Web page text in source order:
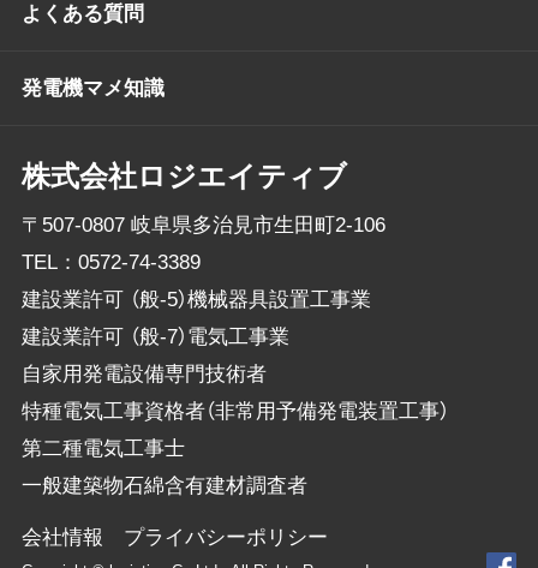
株式会社ロジエイティブ
〒507-0807 岐阜県多治見市生田町2-106
TEL： 0572-74-3389
建設業許可 （般-5）機械器具設置工事業
建設業許可 （般-7）電気工事業
自家用発電設備専門技術者
特種電気工事資格者（非常用予備発電装置工事）
第二種電気工事士
一般建築物石綿含有建材調査者
よくある質問
発電機マメ知識
会社情報 プライバシーポリシー